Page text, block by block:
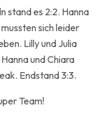
stand es 2:2. Hanna
sich leider
Lilly und Julia
und Chiara
Endstand 3:3.
Team!